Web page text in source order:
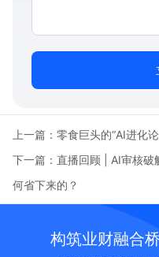
上一篇： 零食巨头的“AI进化
下一篇： 直播回顾 | AI审核破
何省下来的？
构筑业财融合